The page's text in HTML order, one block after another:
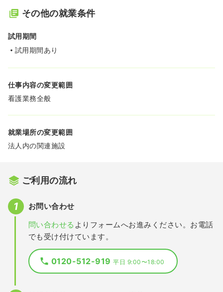
その他の就業条件
試用期間
試用期間あり
仕事内容の変更範囲
看護業務全般
就業場所の変更範囲
法人内の関連施設
ご利用の流れ
お問い合わせ
問い合わせる よりフォームへお進みください。お電話
でも受け付けています。
0120-512-919平日 9:00〜18:00